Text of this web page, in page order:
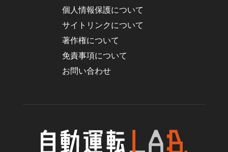
個人情報保護について
サイトリンクについて
著作権について
免責事項について
お問い合わせ